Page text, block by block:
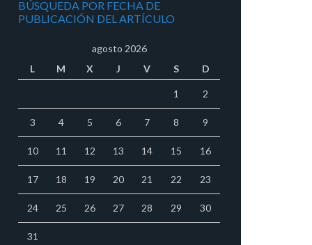
BÚSQUEDA POR FECHA DE
PUBLICACIÓN DEL ARTÍCULO
agosto 2026
L
M X J V S D
1 2
3 4 5 6 7 8 9
10 11 12 13 14 15 16
17 18 19 20 21 22 23
24 25 26 27 28 29 30
31